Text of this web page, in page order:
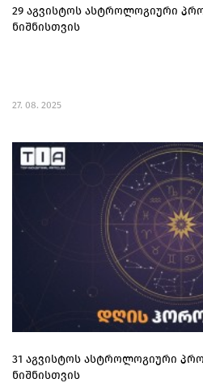
29 აგვისტოს ასტროლოგიური
ნიშნისთვის
27. 08. 2025
31 აგვისტოს ასტროლოგიური
ნიშნისთვის